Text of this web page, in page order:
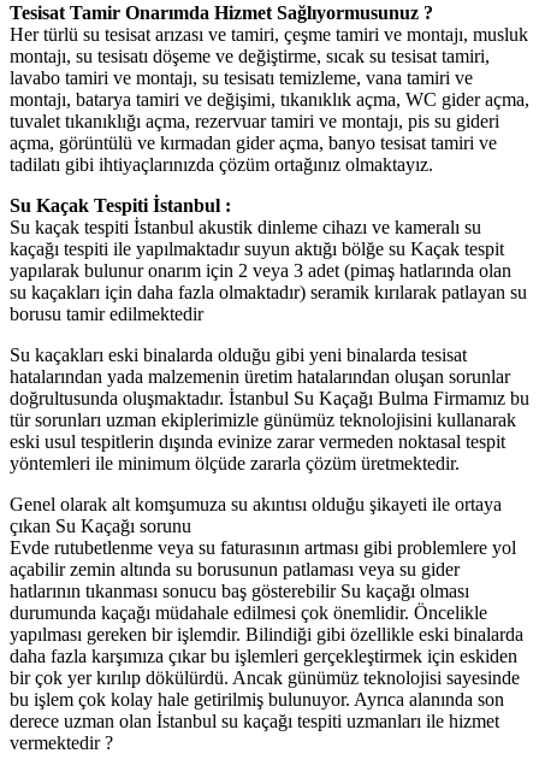
Tesisat Tamir Onarımda Hizmet Sağlıyormusunuz ?
Her türlü su tesisat arızası ve tamiri, çeşme tamiri ve montajı, musluk
montajı, su tesisatı döşeme ve değiştirme, sıcak su tesisat tamiri,
lavabo tamiri ve montajı, su tesisatı temizleme, vana tamiri ve
montajı, batarya tamiri ve değişimi, tıkanıklık açma, WC gider açma,
tuvalet tıkanıklığı açma, rezervuar tamiri ve montajı, pis su gideri
açma, görüntülü ve kırmadan gider açma, banyo tesisat tamiri ve
tadilatı gibi ihtiyaçlarınızda çözüm ortağınız olmaktayız.
Su Kaçak Tespiti İstanbul :
Su kaçak tespiti İstanbul akustik dinleme cihazı ve kameralı su
kaçağı tespiti ile yapılmaktadır suyun aktığı bölğe su Kaçak tespit
yapılarak bulunur onarım için 2 veya 3 adet (pimaş hatlarında olan
su kaçakları için daha fazla olmaktadır) seramik kırılarak patlayan su
borusu tamir edilmektedir
Su kaçakları eski binalarda olduğu gibi yeni binalarda tesisat
hatalarından yada malzemenin üretim hatalarından oluşan sorunlar
doğrultusunda oluşmaktadır. İstanbul Su Kaçağı Bulma Firmamız bu
tür sorunları uzman ekiplerimizle günümüz teknolojisini kullanarak
eski usul tespitlerin dışında evinize zarar vermeden noktasal tespit
yöntemleri ile minimum ölçüde zararla çözüm üretmektedir.
Genel olarak alt komşumuza su akıntısı olduğu şikayeti ile ortaya
çıkan Su Kaçağı sorunu
Evde rutubetlenme veya su faturasının artması gibi problemlere yol
açabilir zemin altında su borusunun patlaması veya su gider
hatlarının tıkanması sonucu baş gösterebilir Su kaçağı olması
durumunda kaçağı müdahale edilmesi çok önemlidir. Öncelikle
yapılması gereken bir işlemdir. Bilindiği gibi özellikle eski binalarda
daha fazla karşımıza çıkar bu işlemleri gerçekleştirmek için eskiden
bir çok yer kırılıp dökülürdü. Ancak günümüz teknolojisi sayesinde
bu işlem çok kolay hale getirilmiş bulunuyor. Ayrıca alanında son
derece uzman olan İstanbul su kaçağı tespiti uzmanları ile hizmet
vermektedir ?